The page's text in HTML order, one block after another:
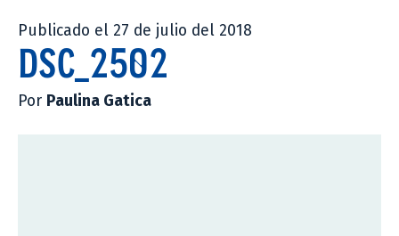
Publicado el 27 de julio del 2018
DSC_2502
Por Paulina Gatica